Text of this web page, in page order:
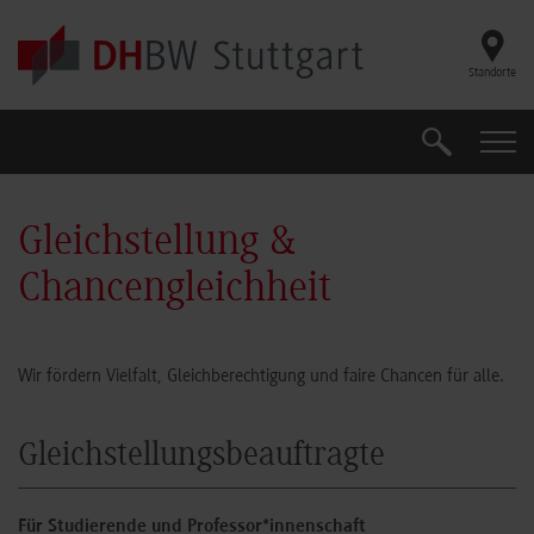
Skip to main content
Standorte
Suche
Gleichstellung &
Chancengleichheit
Wir fördern Vielfalt, Gleichberechtigung und faire Chancen für alle.
Gleichstellungsbeauftragte
Für Studierende und Professor*innenschaft